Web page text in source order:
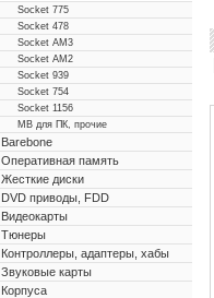
Socket 775
Socket 478
Socket AM3
Socket AM2
Socket 939
Socket 754
Socket 1156
MB для ПК, прочие
Barebone
Оперативная память
Жесткие диски
DVD приводы, FDD
Видеокарты
Тюнеры
Контроллеры, адаптеры, хабы
Звуковые карты
Корпуса